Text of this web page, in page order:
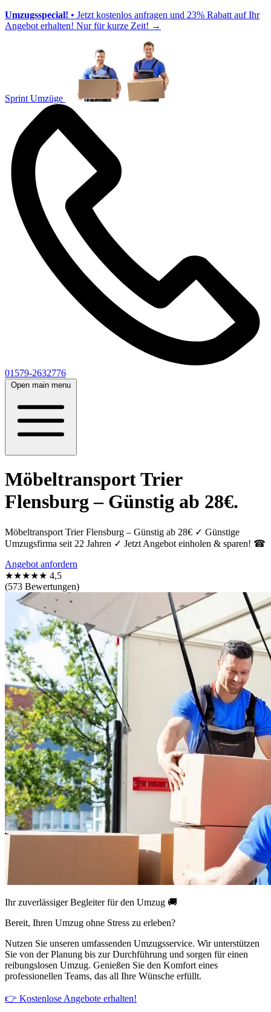
Umzugsspecial! • Jetzt kostenlos anfragen und 23% Rabatt auf Ihr
Angebot erhalten! Nur für kurze Zeit! →
Sprint Umzüge
01579-2632776
Open main menu
Möbeltransport Trier
Flensburg – Günstig ab 28€.
Möbeltransport Trier Flensburg – Günstig ab 28€ ✓ Günstige
Umzugsfirma seit 22 Jahren ✓ Jetzt Angebot einholen & sparen! ☎
Angebot anfordern
★★★★★ 4,5
(573 Bewertungen)
Ihr zuverlässiger Begleiter für den Umzug 🚚
Bereit, Ihren Umzug ohne Stress zu erleben?
Nutzen Sie unseren umfassenden Umzugsservice. Wir unterstützen
Sie von der Planung bis zur Durchführung und sorgen für einen
reibungslosen Umzug. Genießen Sie den Komfort eines
professionellen Teams, das all Ihre Wünsche erfüllt.
👉 Kostenlose Angebote erhalten!